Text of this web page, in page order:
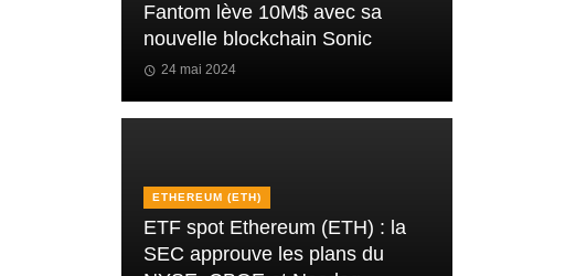
Fantom lève 10M$ avec sa
nouvelle blockchain Sonic
24 mai 2024
ETHEREUM (ETH)
ETF spot Ethereum (ETH) : la
SEC approuve les plans du